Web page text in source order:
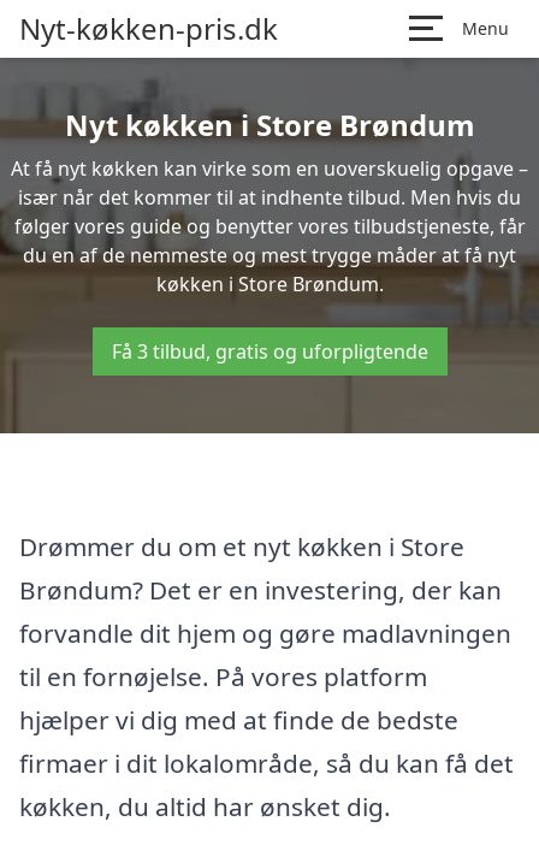
Nyt-køkken-pris.dk Menu
Nyt køkken i Store Brøndum
At få nyt køkken kan virke som en uoverskuelig opgave –
især når det kommer til at indhente tilbud. Men hvis du
følger vores guide og benytter vores tilbudstjeneste, får
du en af de nemmeste og mest trygge måder at få nyt
køkken i Store Brøndum.
Få 3 tilbud, gratis og uforpligtende
Drømmer du om et nyt køkken i Store
Brøndum? Det er en investering, der kan
forvandle dit hjem og gøre madlavningen
til en fornøjelse. På vores platform
hjælper vi dig med at finde de bedste
firmaer i dit lokalområde, så du kan få det
køkken, du altid har ønsket dig.